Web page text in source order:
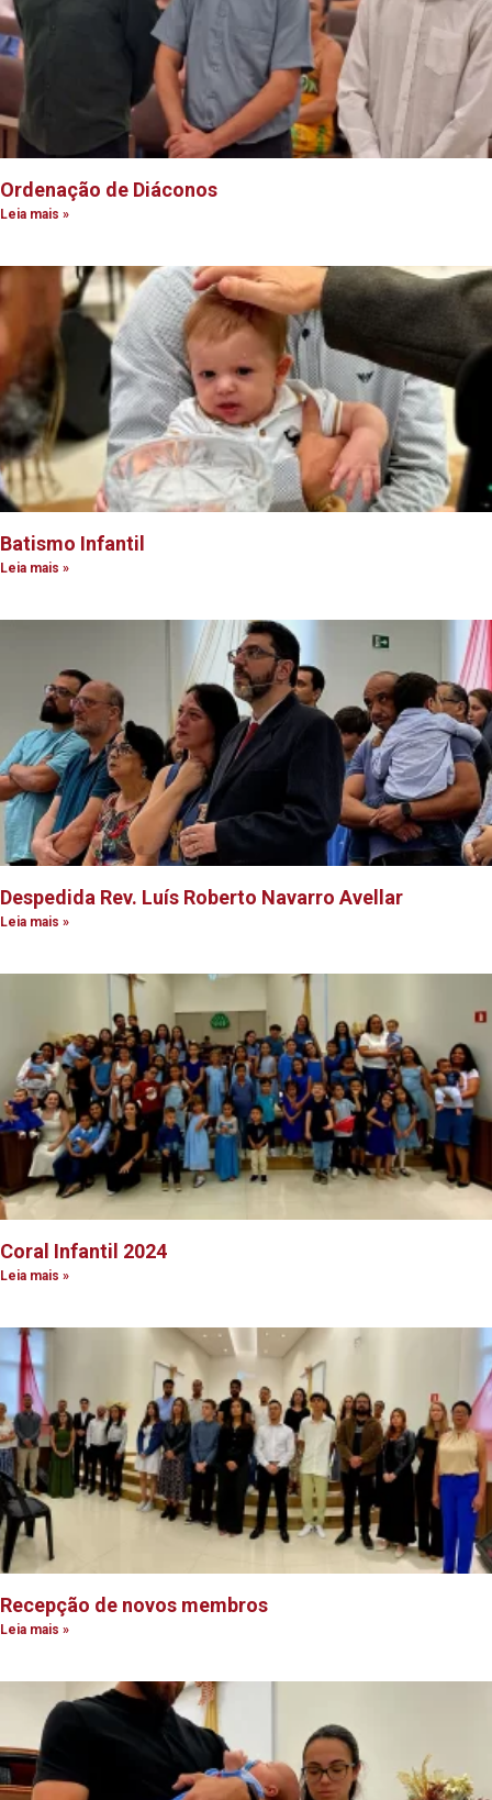
Ordenação de Diáconos
Leia mais »
Batismo Infantil
Leia mais »
Despedida Rev. Luís Roberto Navarro Avellar
Leia mais »
Coral Infantil 2024
Leia mais »
Recepção de novos membros
Leia mais »